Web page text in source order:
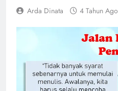
Arda Dinata 4 Tahun Ago